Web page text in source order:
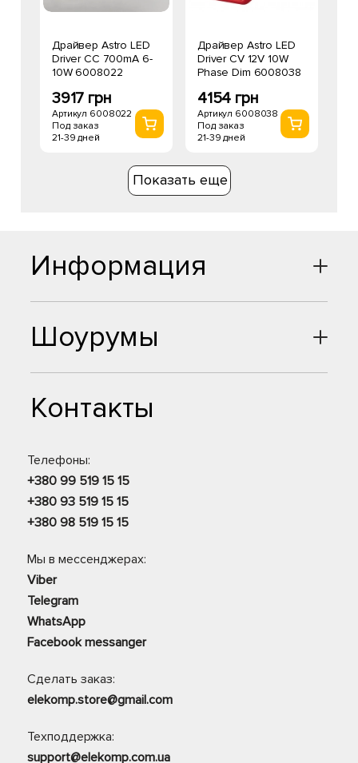
Драйвер Astro LED
Driver CC 700mA 6-
10W 6008022
3917 грн
Артикул 6008022
Под заказ
21-39 дней
Драйвер Astro LED
Driver CV 12V 10W
Phase Dim 6008038
4154 грн
Артикул 6008038
Под заказ
21-39 дней
Показать еще
Шоурумы
Контакты
Телефоны:
+380 99 519 15 15
+380 93 519 15 15
+380 98 519 15 15
Мы в мессенджерах:
Viber
Telegram
WhatsApp
Facebook messanger
Сделать заказ:
elekomp.store@gmail.com
Техподдержка:
support@elekomp.com.ua
Информация